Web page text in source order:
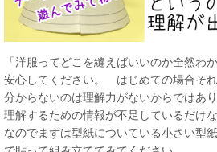
「洋服ってどこを縫えばいいのか全然わ
安心してください。 はじめての場合それ
分からないのは理解力がないからではあり
理解するための情報が不足しているだけな
なのでまずは型紙についている小さい型